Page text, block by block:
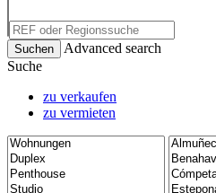
Advanced search
Suche
zu verkaufen
zu vermieten